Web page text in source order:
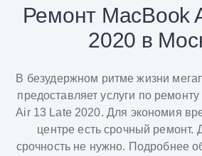
Ремонт MacBook
2020 в
В безудержном ритме жизни
предоставляет услуги по
Air 13 Late 2020. Для экономия
центре есть срочный ремонт.
срочность не нужно. Подробнее